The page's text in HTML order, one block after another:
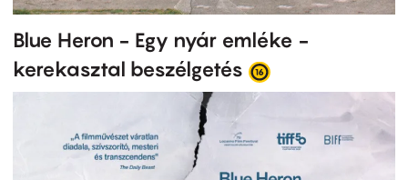
Blue Heron - Egy nyár emléke -
kerekasztal beszélgetés